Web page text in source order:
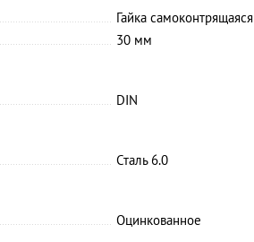
Гайка
30 мм
DIN
Сталь 6.0
Оцинкованное